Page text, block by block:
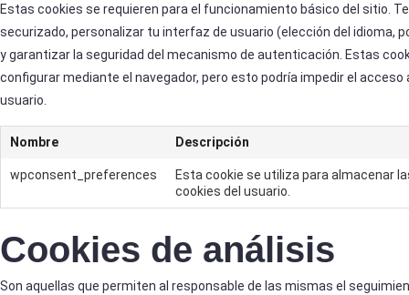
Estas cookies se requieren para el funcionamiento básico del sitio.
securizado, personalizar tu interfaz de usuario (elección del idioma,
y garantizar la seguridad del mecanismo de autenticación. Estas
configurar mediante el navegador, pero esto podría impedir el
usuario.
Nombre Descripción
wpconsent_preferences
Esta cookie se utiliza para almacenar
cookies del usuario.
Cookies de análisis
Son aquellas que permiten al responsable de las mismas el